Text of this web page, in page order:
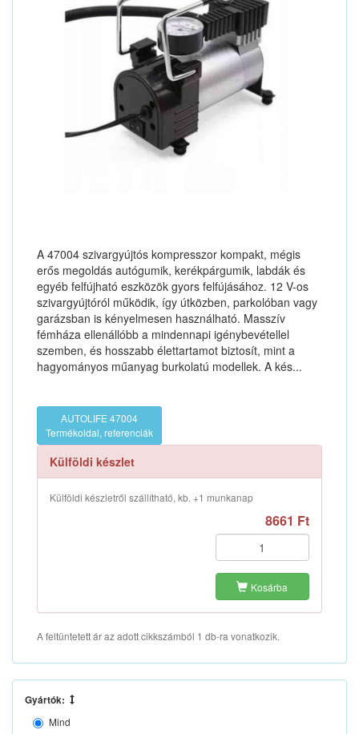
A 47004 szivargyújtós kompresszor kompakt, mégis
erős megoldás autógumik, kerékpárgumik, labdák és
egyéb felfújható eszközök gyors felfújásához. 12 V-os
szivargyújtóról működik, így útközben, parkolóban vagy
garázsban is kényelmesen használható. Masszív
fémháza ellenállóbb a mindennapi igénybevétellel
szemben, és hosszabb élettartamot biztosít, mint a
hagyományos műanyag burkolatú modellek. A kés...
AUTOLIFE 47004
Termékoldal, referenciák
Külföldi készlet
Külföldi készletről szállítható, kb. +1 munkanap
8661 Ft
Kosárba
A feltüntetett ár az adott cikkszámból 1 db-ra vonatkozik.
Gyártók:
Mind